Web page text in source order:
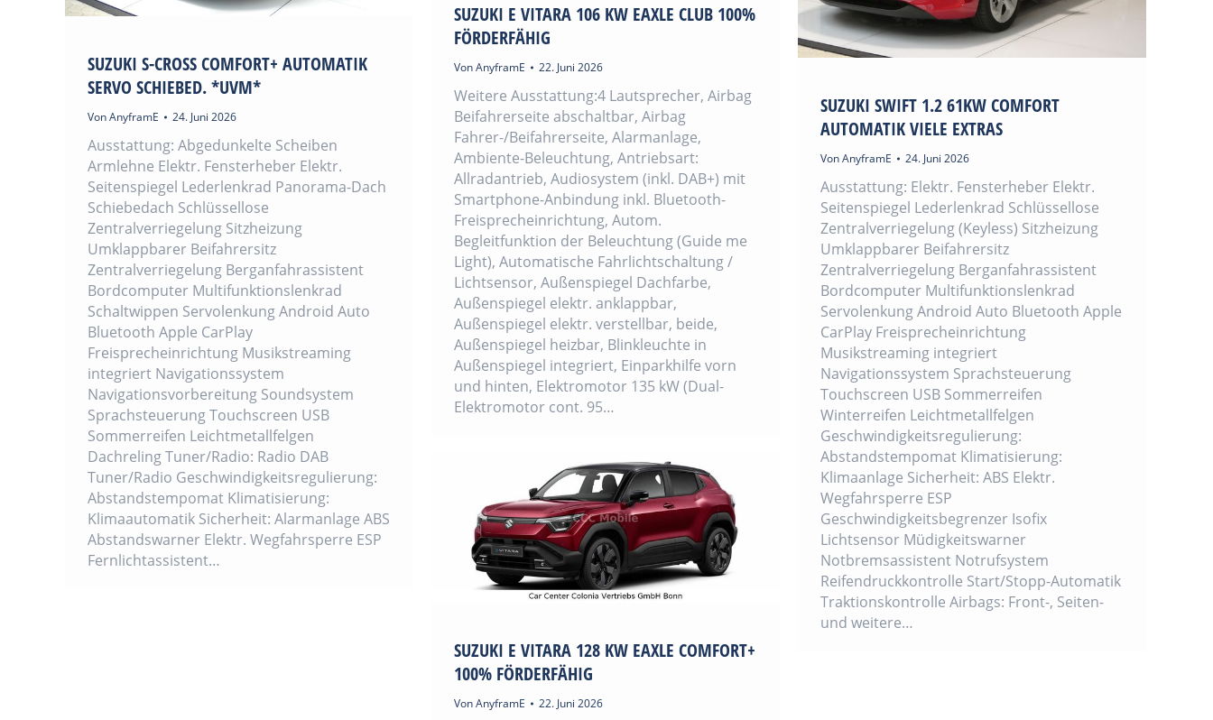
SUZUKI S-CROSS COMFORT+ AUTOMATIK
SERVO SCHIEBED. *UVM*
VonAnyframE 24. Juni 2026
Ausstattung: Abgedunkelte Scheiben
Armlehne Elektr. Fensterheber Elektr.
Seitenspiegel Lederlenkrad Panorama-Dach
Schiebedach Schlüssellose
Zentralverriegelung Sitzheizung
Umklappbarer Beifahrersitz
Zentralverriegelung Berganfahrassistent
Bordcomputer Multifunktionslenkrad
Schaltwippen Servolenkung Android Auto
Bluetooth Apple CarPlay
Freisprecheinrichtung Musikstreaming
integriert Navigationssystem
Navigationsvorbereitung Soundsystem
Sprachsteuerung Touchscreen USB
Sommerreifen Leichtmetallfelgen
Dachreling Tuner/Radio: Radio DAB
Tuner/Radio Geschwindigkeitsregulierung:
Abstandstempomat Klimatisierung:
Klimaautomatik Sicherheit: Alarmanlage ABS
Abstandswarner Elektr. Wegfahrsperre ESP
Fernlichtassistent…
SUZUKI SWIFT 1.2 61KW COMFORT
AUTOMATIK VIELE EXTRAS
VonAnyframE 24. Juni 2026
Ausstattung: Elektr. Fensterheber Elektr.
Seitenspiegel Lederlenkrad Schlüssellose
Zentralverriegelung (Keyless) Sitzheizung
Umklappbarer Beifahrersitz
Zentralverriegelung Berganfahrassistent
Bordcomputer Multifunktionslenkrad
Servolenkung Android Auto Bluetooth Apple
CarPlay Freisprecheinrichtung
Musikstreaming integriert
Navigationssystem Sprachsteuerung
Touchscreen USB Sommerreifen
Winterreifen Leichtmetallfelgen
Geschwindigkeitsregulierung:
Abstandstempomat Klimatisierung:
Klimaanlage Sicherheit: ABS Elektr.
Wegfahrsperre ESP
Geschwindigkeitsbegrenzer Isofix
Lichtsensor Müdigkeitswarner
Notbremsassistent Notrufsystem
Reifendruckkontrolle Start/Stopp-Automatik
Traktionskontrolle Airbags: Front-, Seiten-
und weitere…
SUZUKI E VITARA 106 KW EAXLE CLUB 100%
FÖRDERFÄHIG
VonAnyframE 22. Juni 2026
Weitere Ausstattung:4 Lautsprecher, Airbag
Beifahrerseite abschaltbar, Airbag
Fahrer-/Beifahrerseite, Alarmanlage,
Ambiente-Beleuchtung, Antriebsart:
Allradantrieb, Audiosystem (inkl. DAB+) mit
Smartphone-Anbindung inkl. Bluetooth-
Freisprecheinrichtung, Autom.
Begleitfunktion der Beleuchtung (Guide me
Light), Automatische Fahrlichtschaltung /
Lichtsensor, Außenspiegel Dachfarbe,
Außenspiegel elektr. anklappbar,
Außenspiegel elektr. verstellbar, beide,
Außenspiegel heizbar, Blinkleuchte in
Außenspiegel integriert, Einparkhilfe vorn
und hinten, Elektromotor 135 kW (Dual-
Elektromotor cont. 95…
SUZUKI E VITARA 128 KW EAXLE COMFORT+
100% FÖRDERFÄHIG
VonAnyframE 22. Juni 2026